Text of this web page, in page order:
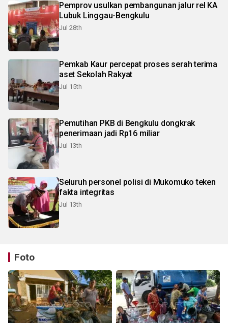
Pemprov usulkan pembangunan jalur rel KA
Lubuk Linggau-Bengkulu
Jul 28th
Pemkab Kaur percepat proses serah terima
aset Sekolah Rakyat
Jul 15th
Pemutihan PKB di Bengkulu dongkrak
penerimaan jadi Rp16 miliar
Jul 13th
Seluruh personel polisi di Mukomuko teken
fakta integritas
Jul 13th
Foto